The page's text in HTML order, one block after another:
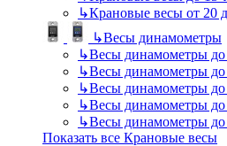
↳Крановые весы от 20
↳Весы динамометры
↳Весы динамометры до
↳Весы динамометры
↳Весы динамометры до
↳Весы динамометры до
↳Весы динамометры до
Показать все Крановые весы